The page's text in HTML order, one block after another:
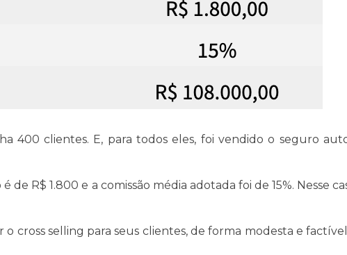
400 clientes. E, para todos eles, foi vendido o seguro
R$ 1.800 e a comissão média adotada foi de 15%. Nesse
cross selling para seus clientes, de forma modesta e